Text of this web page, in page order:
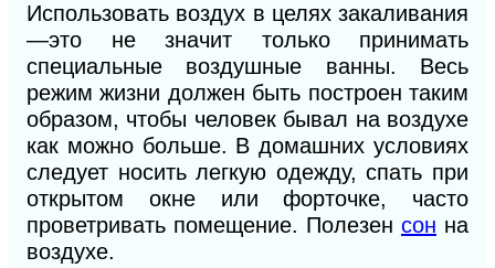
Использовать воздух в целях закаливания
—это не значит только принимать
специальные воздушные ванны. Весь
режим жизни должен быть построен таким
образом, чтобы человек бывал на воздухе
как можно больше. В домашних условиях
следует носить легкую одежду, спать при
открытом окне или форточке, часто
проветривать помещение. Полезен сон на
воздухе.